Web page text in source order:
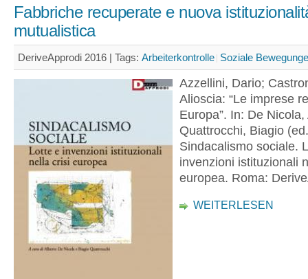
Fabbriche recuperate e nuova
mutualistica
DeriveApprodi 2016 | Tags: Arbeiterkontrolle Soziale
Azzellini, Dario;
Alioscia: “Le imprese
Europa”. In: De
Quattrocchi, Biagio
Sindacalismo sociale.
invenzioni istituzionali
europea. Roma:
WEITERLESEN